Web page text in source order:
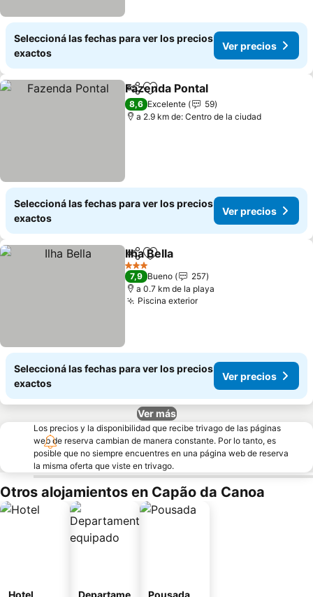
Seleccioná las fechas para ver los precios
exactos
Ver precios
CompartirAñadir a favoritos
Fazenda Pontal
8,6 Excelente
59
a 2.9 km de: Centro de la ciudad
Seleccioná las fechas para ver los precios
exactos
Ver precios
CompartirAñadir a favoritos
Ilha Bella
3 Estrellas
7,9 Bueno
257
a 0.7 km de la playa
Piscina exterior
Seleccioná las fechas para ver los precios
exactos
Ver precios
Ver más
Los precios y la disponibilidad que recibe trivago de las páginas
web de reserva cambian de manera constante. Por lo tanto, es
posible que no siempre encuentres en una página web de reserva
la misma oferta que viste en trivago.
Otros alojamientos en Capão da Canoa
Hotel
Departame
Pousada